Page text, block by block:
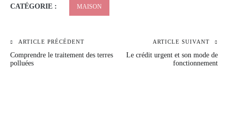
CATÉGORIE : MAISON
Navigation
de
ARTICLE PRÉCÉDENT
Comprendre le traitement des terres
polluées
ARTICLE SUIVANT
Le crédit urgent et son mode de
fonctionnement